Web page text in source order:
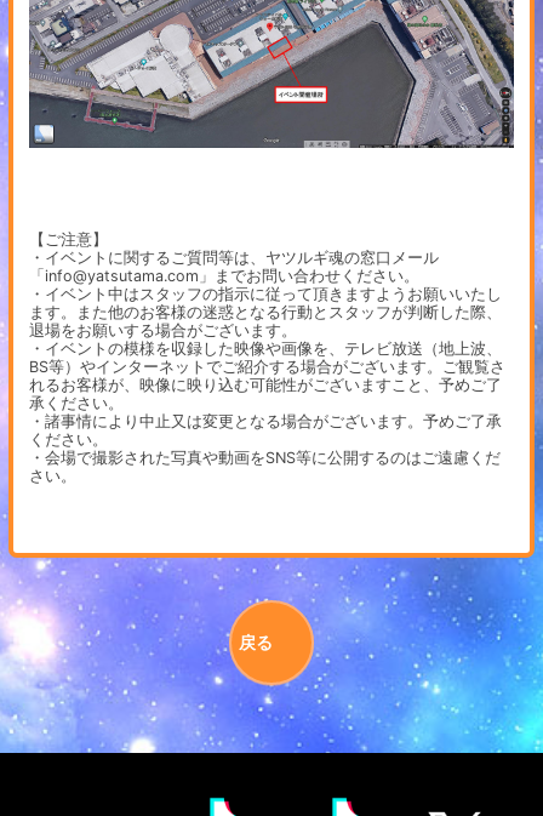
【ご注意】
・イベントに関するご質問等は、ヤツルギ魂の窓口メール
「info@yatsutama.com」までお問い合わせください。
・イベント中はスタッフの指示に従って頂きますようお願いいたし
ます。また他のお客様の迷惑となる行動とスタッフが判断した際、
退場をお願いする場合がございます。
・イベントの模様を収録した映像や画像を、テレビ放送（地上波、
BS等）やインターネットでご紹介する場合がございます。ご観覧さ
れるお客様が、映像に映り込む可能性がございますこと、予めご了
承ください。
・諸事情により中止又は変更となる場合がございます。予めご了承
ください。
・会場で撮影された写真や動画をSNS等に公開するのはご遠慮くだ
さい。
戻る